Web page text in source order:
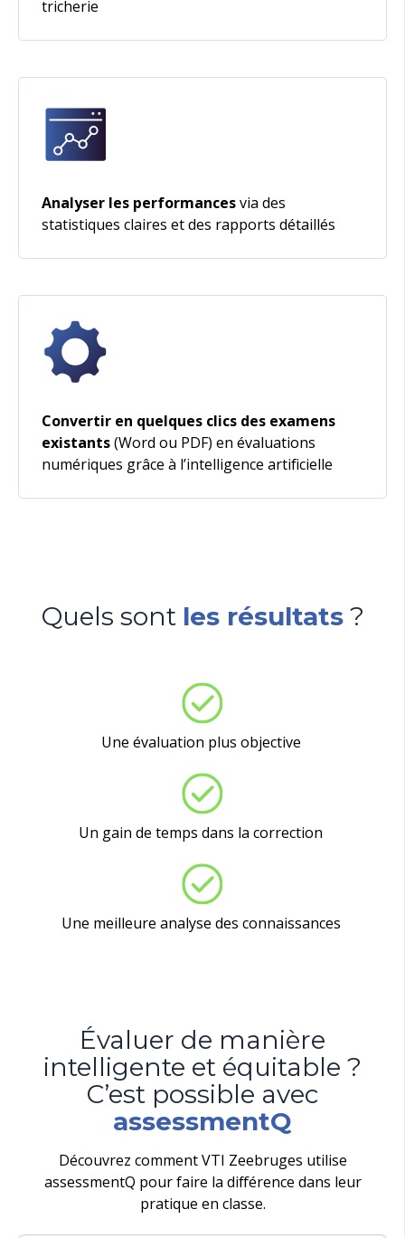
tricherie
Analyser les performancesvia des
statistiques claires et des rapports détaillés
Convertir en quelques clics des examens
existants(Word ou PDF) en évaluations
numériques grâce à l’intelligence artificielle
Quels sont les résultats?
Une évaluation plus objective
Un gain de temps dans la correction
Une meilleure analyse des connaissances
Évaluer de manière
intelligente et équitable ?
C’est possible avec
assessmentQ
Découvrez comment VTI Zeebruges utilise
assessmentQ pour faire la différence dans leur
pratique en classe.